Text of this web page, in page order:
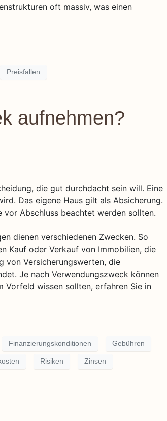
oft massiv, was einen
Preisfallen
aufnehmen?
die gut durchdacht sein will. Eine
Das eigene Haus gilt als Absicherung.
Abschluss beachtet werden sollten.
dienen verschiedenen Zwecken. So
Kauf oder Verkauf von Immobilien, die
von Versicherungswerten, die
Je nach Verwendungszweck können
Vorfeld wissen sollten, erfahren Sie in
Finanzierungskonditionen Gebühren
Risiken Zinsen